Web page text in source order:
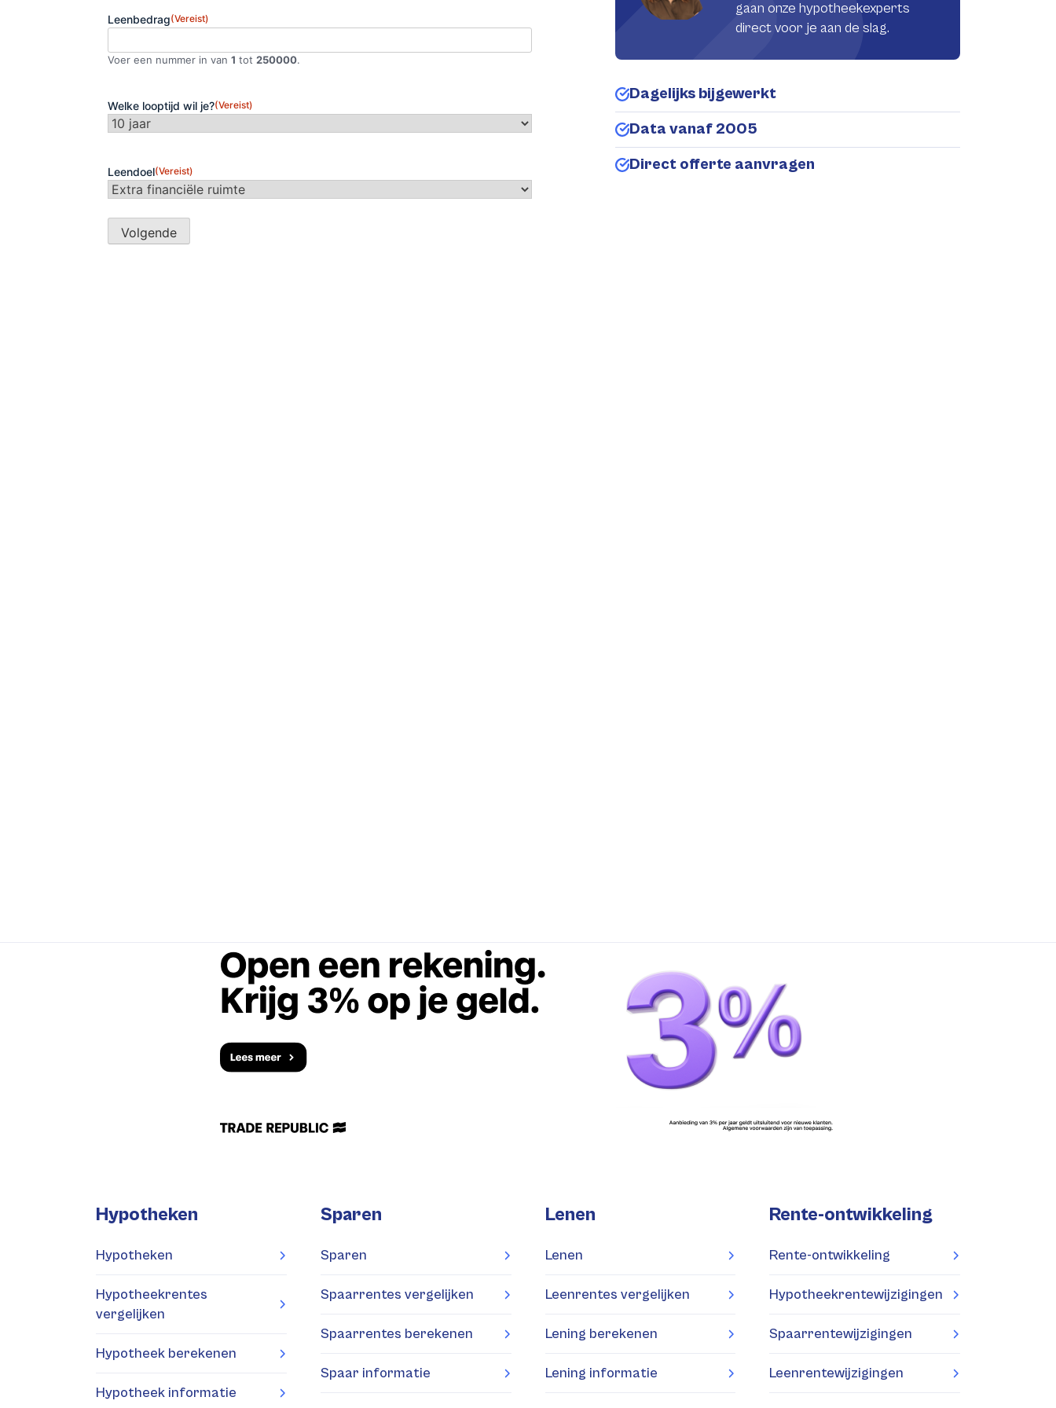
gaan onze hypotheekexperts
direct voor je aan de slag.
Dagelijks bijgewerkt
Data vanaf 2005
Direct offerte aanvragen
Hypotheken
Hypotheken
Hypotheekrentes
vergelijken
Hypotheek berekenen
Hypotheek informatie
Sparen
Sparen
Spaarrentes vergelijken
Spaarrentes berekenen
Spaar informatie
Lenen
Lenen
Leenrentes vergelijken
Lening berekenen
Lening informatie
Rente-ontwikkeling
Rente-ontwikkeling
Hypotheekrentewijzigingen
Spaarrentewijzigingen
Leenrentewijzigingen